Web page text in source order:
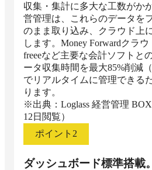
収集・集計に多大な工数がか
営管理は、これらのデータを
のまま取り込み、クラウド上
します。Money Forwardクラウ
freeeなど主要な会計ソフトと
ータ収集時間を最大85%削減
でリアルタイムに管理できる
ります。
※出典：Loglass 経営管理
12日閲覧）
ポイント 2
ダッシュボード標準搭載